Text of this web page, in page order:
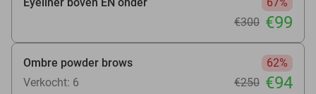
€300 €99
Ombre powder brows
62%
Verkocht: 6
€250 €94